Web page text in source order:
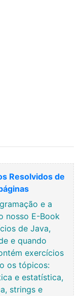
Resolvidos de
e a
nosso E-Book
de Java,
e quando
exercícios
os tópicos:
e estatística,
strings e